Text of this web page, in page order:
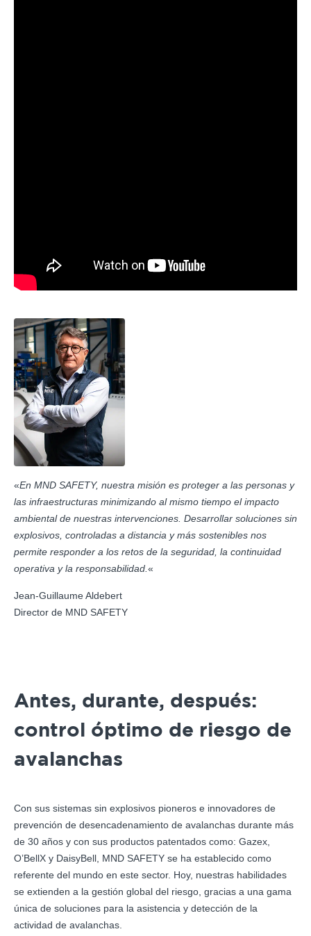
«En MND SAFETY, nuestra misión es proteger a las personas y
las infraestructuras minimizando al mismo tiempo el impacto
ambiental de nuestras intervenciones. Desarrollar soluciones sin
explosivos, controladas a distancia y más sostenibles nos
permite responder a los retos de la seguridad, la continuidad
operativa y la responsabilidad.«
Jean-Guillaume Aldebert
Director de MND SAFETY
Antes, durante, después:
control óptimo de riesgo de
avalanchas
Con sus sistemas sin explosivos pioneros e innovadores de
prevención de desencadenamiento de avalanchas durante más
de 30 años y con sus productos patentados como: Gazex,
O’BellX y DaisyBell, MND SAFETY se ha establecido como
referente del mundo en este sector. Hoy, nuestras habilidades
se extienden a la gestión global del riesgo, gracias a una gama
única de soluciones para la asistencia y detección de la
actividad de avalanchas.